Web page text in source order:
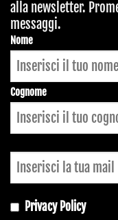
alla newsletter.
messaggi.
Nome
Cognome
Privacy Policy